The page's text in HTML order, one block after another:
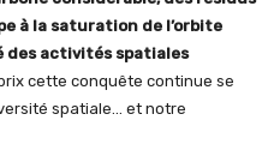
à la saturation de l’orbite
des activités spatiales
cette conquête continue se
spatiale… et notre